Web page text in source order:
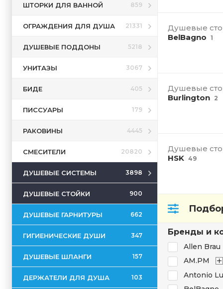
ШТОРКИ ДЛЯ ВАННОЙ 859
ОГРАЖДЕНИЯ ДЛЯ ДУША 21331
ДУШЕВЫЕ ПОДДОНЫ 5218
УНИТАЗЫ 3067
БИДЕ 405
ПИССУАРЫ 179
РАКОВИНЫ 4445
СМЕСИТЕЛИ 20820
ДУШЕВЫЕ СИСТЕМЫ 3898
ДУШЕВЫЕ СТОЙКИ 900
ДУШЕВЫЕ ГАРНИТУРЫ 662
ГИГИЕНИЧЕСКИЕ ДУШИ 347
ДУШЕВЫЕ ШЛАНГИ 157
ДЕРЖАТЕЛИ ДЛЯ ДУША 103
Душевые
BelBagno 1
Душевые
Burlington 2
Душевые
HSK 49
Бренды и
Allen Brau
AM.PM
Antonio